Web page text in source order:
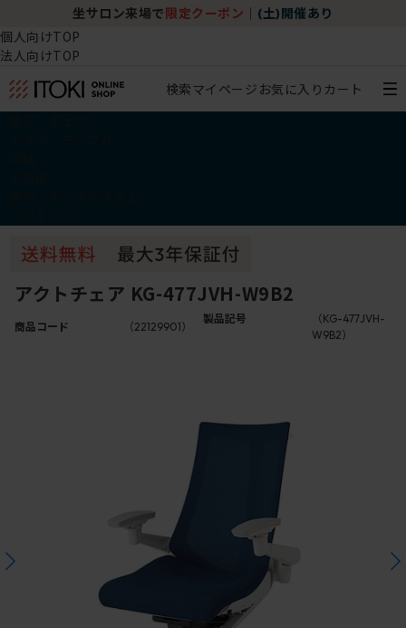
坐サロン来場で 限定クーポン (土)開催あり
個人向けTOP
法人向けTOP
検索マイページ お気に入り カート
アクトチェア KG-477JVH-W9B2
商品コード （22129901）
製品記号
（KG-477JVH-
W9B2）